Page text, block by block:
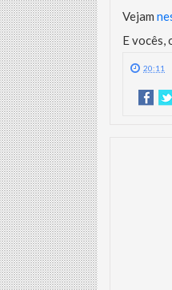
Vejam
E vocês,
20:11